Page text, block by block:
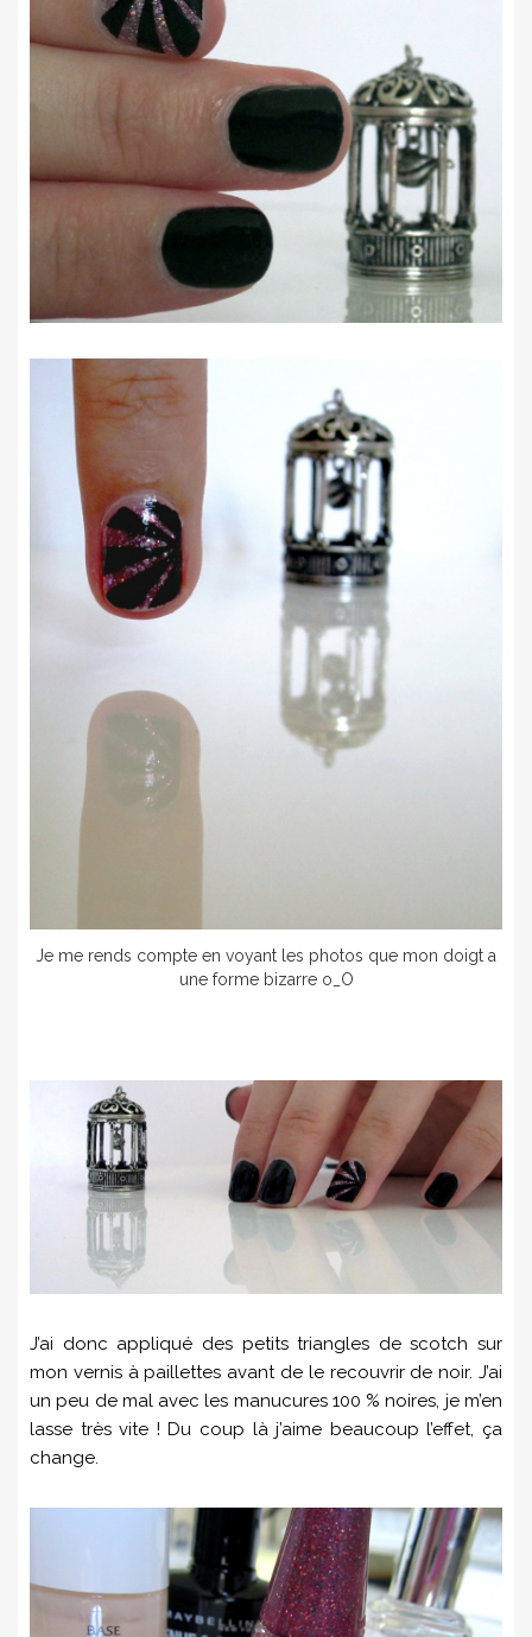
Je me rends compte en voyant les photos que mon doigt a
une forme bizarre o_O
J’ai donc appliqué des petits triangles de scotch sur
mon vernis à paillettes avant de le recouvrir de noir. J’ai
un peu de mal avec les manucures 100 % noires, je m’en
lasse très vite ! Du coup là j’aime beaucoup l’effet, ça
change.